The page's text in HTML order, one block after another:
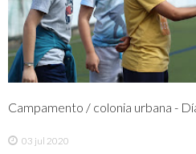
Campamento / colonia urbana -
03 jul 2020